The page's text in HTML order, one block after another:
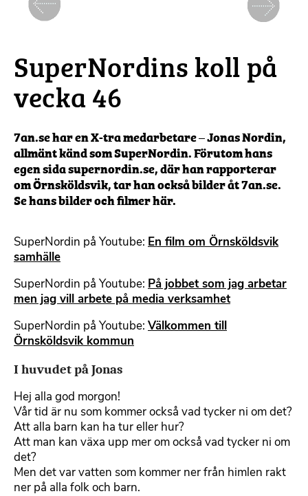
SuperNordins koll på
vecka 46
7an.se har en X-tra medarbetare – Jonas Nordin,
allmänt känd som SuperNordin. Förutom hans
egen sida supernordin.se, där han rapporterar
om Örnsköldsvik, tar han också bilder åt 7an.se.
Se hans bilder och filmer här.
SuperNordin på Youtube: En film om Örnsköldsvik
samhälle
SuperNordin på Youtube: På jobbet som jag arbetar
men jag vill arbete på media verksamhet
SuperNordin på Youtube: Välkommen till
Örnsköldsvik kommun
I huvudet på Jonas
Hej alla god morgon!
Vår tid är nu som kommer också vad tycker ni om det?
Att alla barn kan ha tur eller hur?
Att man kan växa upp mer om också vad tycker ni om
det?
Men det var vatten som kommer ner från himlen rakt
ner på alla folk och barn.